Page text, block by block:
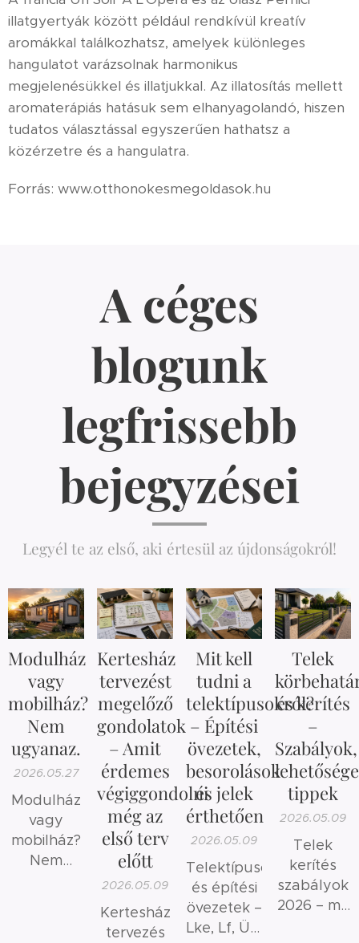
illatgyertyák között például rendkívül kreatív
aromákkal találkozhatsz, amelyek különleges
hangulatot varázsolnak harmonikus
megjelenésükkel és illatjukkal. Az illatosítás mellett
aromaterápiás hatásuk sem elhanyagolandó, hiszen
tudatos választással egyszerűen hathatsz a
közérzetre és a hangulatra.
Forrás: www.otthonokesmegoldasok.hu
A céges
blogunk
legfrissebb
bejegyzései
Legyél te az első, aki értesül az újdonságokról!
Modulház
vagy
mobilház?
Nem
ugyanaz.
2026.05.27
Modulház
vagy
mobilház?
Nem
Kertesház
tervezést
megelőző
gondolatok
– Amit
érdemes
végiggondolni
még az
első terv
előtt
2026.05.09
Kertesház
tervezés
Mit kell
tudni a
telektípusokról?
– Építési
övezetek,
besorolások
és jelek
érthetően
2026.05.09
Telektípusok
és építési
övezetek –
Lke, Lf, Üh,
Telek
és kerítés
–
Szabályok,
tippek
2026.05.09
Telek
kerítés
szabályok
2026 – mit